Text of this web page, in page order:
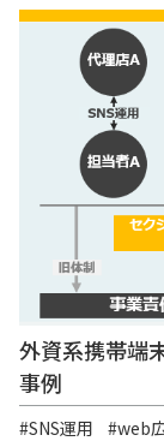
外資系携帯端
事例
#SNS運用 #web